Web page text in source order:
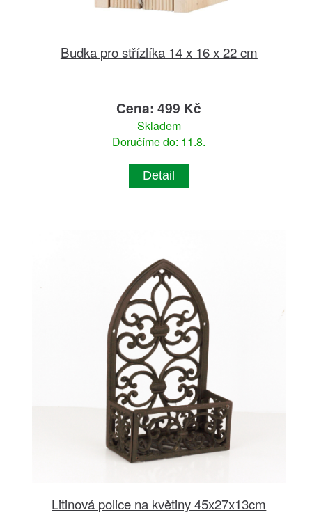
Budka pro střízlíka 14 x 16 x 22 cm
Cena: 499 Kč
Skladem
Doručíme do: 11.8.
Detail
Litinová police na květiny 45x27x13cm